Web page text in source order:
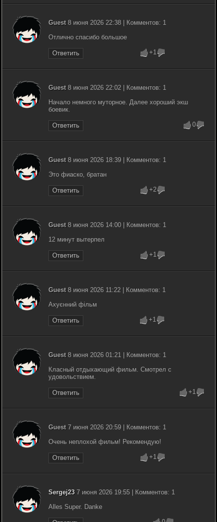
Guest8 июня 2026 22:38 | Комментов: 1
Отлично спасибо большое
Ответить +1
Guest8 июня 2026 22:02 | Комментов: 1
Начало немного муторное. Далее хороший экш
боевик.
Ответить 0
Guest8 июня 2026 18:39 | Комментов: 1
Это фиаско, братан
Ответить +2
Guest8 июня 2026 14:00 | Комментов: 1
12 минут вытерпел
Ответить +1
Guest8 июня 2026 11:22 | Комментов: 1
Ахуєнний фільм
Ответить +1
Guest8 июня 2026 01:21 | Комментов: 1
Класный отдыхающий фильм. Смотрел с
удовольствием.
Ответить +1
Guest7 июня 2026 20:59 | Комментов: 1
Очень неплохой фильм! Рекомендую!
Ответить +1
Sergej237 июня 2026 19:55 | Комментов: 1
Alles Super. Danke